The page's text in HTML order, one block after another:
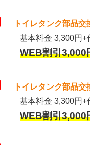
トイレタンク部品
基本料金 3,300円
WEB割引
トイレタンク部品
基本料金 3,300円+
WEB割引